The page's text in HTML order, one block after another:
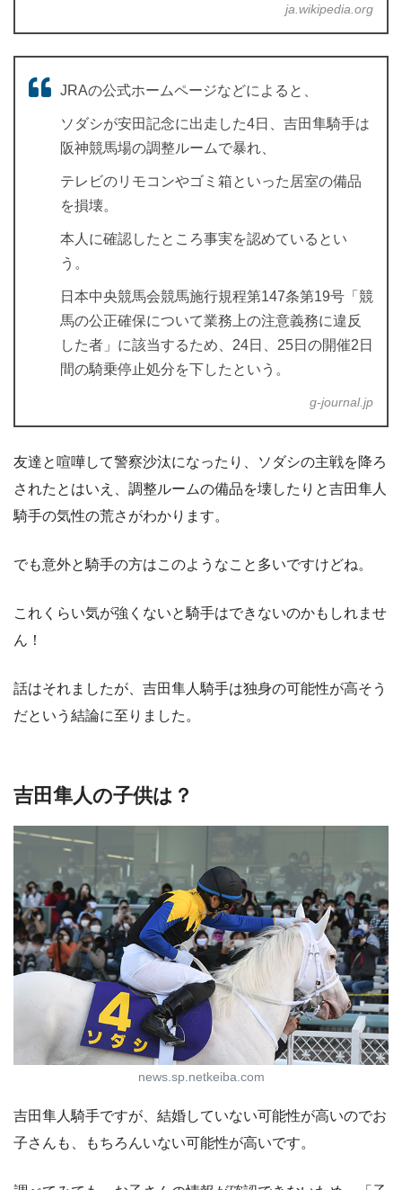
ja.wikipedia.org
JRAの公式ホームページなどによると、
ソダシが安田記念に出走した4日、吉田隼騎手は
阪神競馬場の調整ルームで暴れ、
テレビのリモコンやゴミ箱といった居室の備品
を損壊。
本人に確認したところ事実を認めているとい
う。
日本中央競馬会競馬施行規程第147条第19号「競
馬の公正確保について業務上の注意義務に違反
した者」に該当するため、24日、25日の開催2日
間の騎乗停止処分を下したという。
g-journal.jp
友達と喧嘩して警察沙汰になったり、ソダシの主戦を降ろ
されたとはいえ、調整ルームの備品を壊したりと吉田隼人
騎手の気性の荒さがわかります。
でも意外と騎手の方はこのようなこと多いですけどね。
これくらい気が強くないと騎手はできないのかもしれませ
ん！
話はそれましたが、吉田隼人騎手は独身の可能性が高そう
だという結論に至りました。
吉田隼人の子供は？
news.sp.netkeiba.com
吉田隼人騎手ですが、結婚していない可能性が高いのでお
子さんも、もちろんいない可能性が高いです。